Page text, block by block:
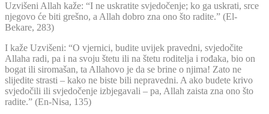
Uzvišeni Allah kaže: “I ne uskratite svjedočenje; ko ga uskrati, srce
njegovo će biti grešno, a Allah dobro zna ono što radite.” (El-
Bekare, 283)
I kaže Uzvišeni: “O vjernici, budite uvijek pravedni, svjedočite
Allaha radi, pa i na svoju štetu ili na štetu roditelja i rođaka, bio on
bogat ili siromašan, ta Allahovo je da se brine o njima! Zato ne
slijedite strasti – kako ne biste bili nepravedni. A ako budete krivo
svjedočili ili svjedočenje izbjegavali – pa, Allah zaista zna ono što
radite.” (En-Nisa, 135)